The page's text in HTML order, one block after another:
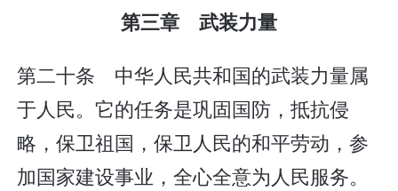
第三章 武装力量
第二十条 中华人民共和国的武装力量属
于人民。它的任务是巩固国防，抵抗侵
略，保卫祖国，保卫人民的和平劳动，参
加国家建设事业，全心全意为人民服务。